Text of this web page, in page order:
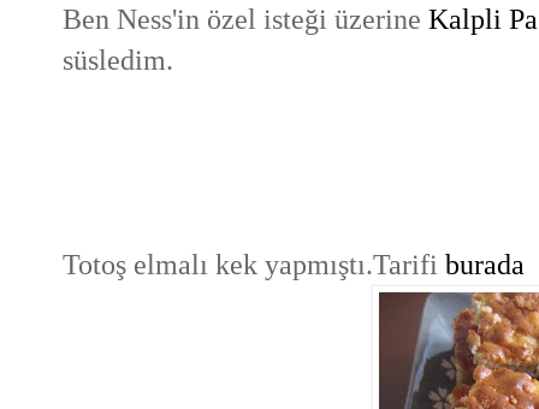
Ben Ness'in özel isteği üzerine Kalpli
süsledim.
Totoş elmalı kek yapmıştı.Tarifi burada